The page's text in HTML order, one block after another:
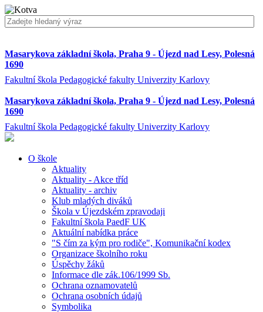
Masarykova základní škola, Praha 9 - Újezd nad Lesy, Polesná
1690
Fakultní škola Pedagogické fakulty Univerzity Karlovy
Masarykova základní škola, Praha 9 - Újezd nad Lesy, Polesná
1690
Fakultní škola Pedagogické fakulty Univerzity Karlovy
O škole
Aktuality
Aktuality - Akce tříd
Aktuality - archiv
Klub mladých diváků
Škola v Újezdském zpravodaji
Fakultní škola PaedF UK
Aktuální nabídka práce
"S čím za kým pro rodiče", Komunikační kodex
Organizace školního roku
Úspěchy žáků
Informace dle zák.106/1999 Sb.
Ochrana oznamovatelů
Ochrana osobních údajů
Symbolika